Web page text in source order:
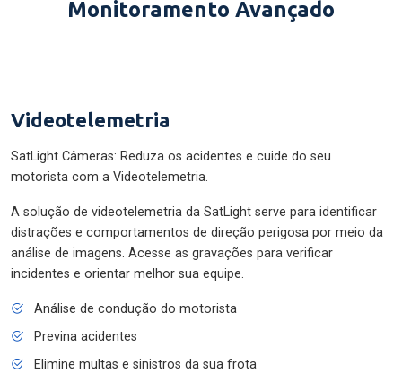
Monitoramento Avançado
Videotelemetria
SatLight Câmeras: Reduza os acidentes e cuide do seu
motorista com a Videotelemetria.
A solução de videotelemetria da SatLight serve para identificar
distrações e comportamentos de direção perigosa por meio da
análise de imagens. Acesse as gravações para verificar
incidentes e orientar melhor sua equipe.
Análise de condução do motorista
Previna acidentes
Elimine multas e sinistros da sua frota